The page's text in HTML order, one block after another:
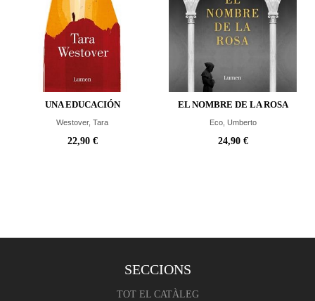
UNA EDUCACIÓN
Westover, Tara
22,90 €
EL NOMBRE DE LA ROSA
Eco, Umberto
24,90 €
SECCIONS
TOT EL CATÀLEG